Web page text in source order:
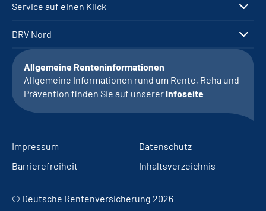
Service auf einen Klick
DRV Nord
Allgemeine Renteninformationen
Allgemeine Informationen rund um Rente, Reha und
Prävention finden Sie auf unserer Infoseite
Impressum
Datenschutz
Barrierefreiheit
Inhaltsverzeichnis
© Deutsche Rentenversicherung 2026